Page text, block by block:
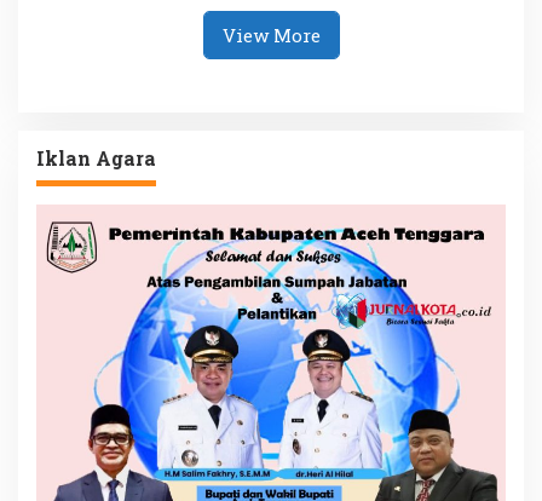
View More
Iklan Agara